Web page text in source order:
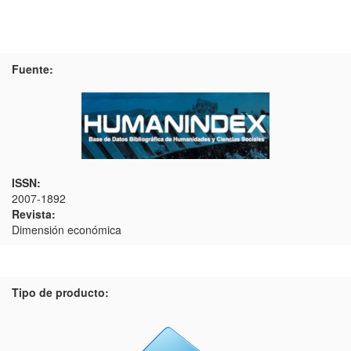
Fuente:
ISSN:
2007-1892
Revista:
Dimensión económica
Tipo de producto: